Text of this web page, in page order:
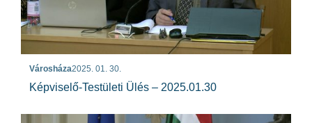
Városháza2025. 01. 30.
Képviselő-Testületi Ülés – 2025.01.30